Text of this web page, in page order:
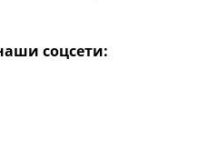
соцсети: